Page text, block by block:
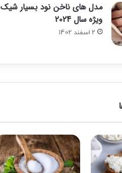
مدل های ناخن نود بسیار شیک
ویژه سال 2024
2 اسفند 1402